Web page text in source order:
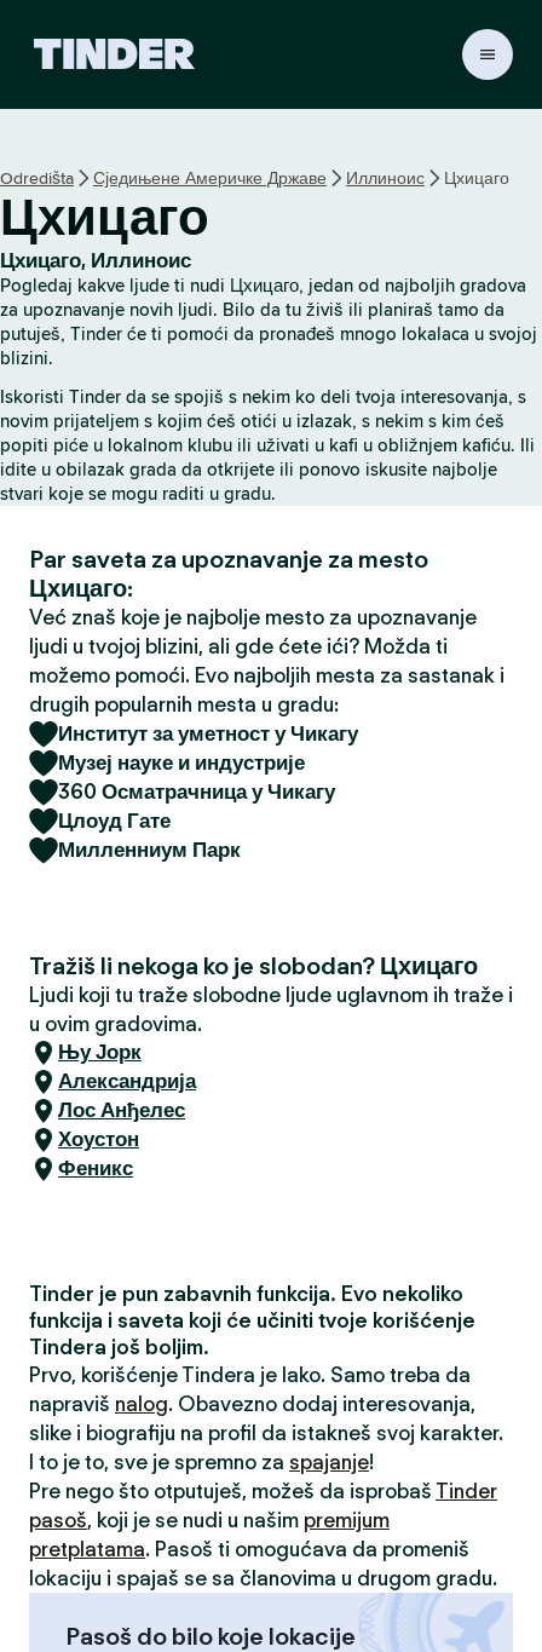
r
p
o
e
t
n
t
r
a
n
a
Odredišta Сједињене Америчке Државе Иллиноис Цхицаго
Цхицаго
Цхицаго, Иллиноис
Pogledaj kakve ljude ti nudi Цхицаго, jedan od najboljih gradova
za upoznavanje novih ljudi. Bilo da tu živiš ili planiraš tamo da
putuješ, Tinder će ti pomoći da pronađeš mnogo lokalaca u svojoj
blizini.
Iskoristi Tinder da se spojiš s nekim ko deli tvoja interesovanja, s
novim prijateljem s kojim ćeš otići u izlazak, s nekim s kim ćeš
popiti piće u lokalnom klubu ili uživati u kafi u obližnjem kafiću. Ili
idite u obilazak grada da otkrijete ili ponovo iskusite najbolje
stvari koje se mogu raditi u gradu.
Par saveta za upoznavanje za mesto
Цхицаго:
Već znaš koje je najbolje mesto za upoznavanje
ljudi u tvojoj blizini, ali gde ćete ići? Možda ti
možemo pomoći. Evo najboljih mesta za sastanak i
drugih popularnih mesta u gradu:
Институт за уметност у Чикагу
Музеј науке и индустрије
360 Осматрачница у Чикагу
Цлоуд Гате
Милленниум Парк
Tražiš li nekoga ko je slobodan? Цхицаго
Ljudi koji tu traže slobodne ljude uglavnom ih traže i
u ovim gradovima.
Њу Јорк
Александрија
Лос Анђелес
Хоустон
Феникс
Tinder je pun zabavnih funkcija. Evo nekoliko
funkcija i saveta koji će učiniti tvoje korišćenje
Tindera još boljim.
Prvo, korišćenje Tindera je lako. Samo treba da
napraviš nalog. Obavezno dodaj interesovanja,
slike i biografiju na profil da istakneš svoj karakter.
I to je to, sve je spremno za spajanje!
Pre nego što otputuješ, možeš da isprobaš Tinder
pasoš, koji je se nudi u našim premijum
pretplatama. Pasoš ti omogućava da promeniš
lokaciju i spajaš se sa članovima u drugom gradu.
Pasoš do bilo koje lokacije